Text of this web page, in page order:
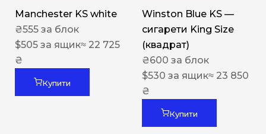
Manchester KS white
₴555 за блок
$505 за ящик≈ 22 725
₴
Купити
Winston Blue KS —
сигарети King Size
(квадрат)
₴600 за блок
$530 за ящик≈ 23 850
₴
Купити